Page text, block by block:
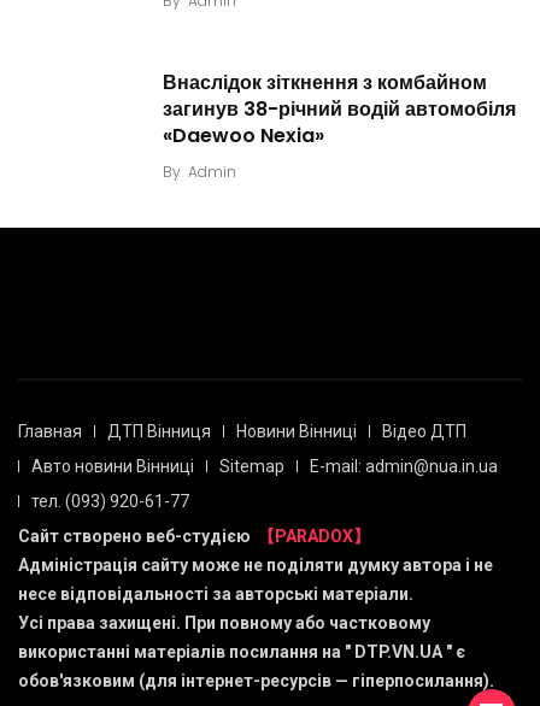
Внаслідок зіткнення з комбайном
загинув 38-річний водій автомобіля
«Daewoo Nexia»
By Admin
Главная ДТП Вінниця Новини Вінниці
Відео ДТП
Авто новини Вінниці
Sitemap
E-mail: admin@nua.in.ua
тел. (093) 920-61-77
Сайт створено веб-студією
【PARADOX】
Адміністрація сайту може не поділяти думку автора і не
несе відповідальності за авторські матеріали.
Усі права захищені. При повному або частковому
використанні матеріалів посилання на " DTP.VN.UA " є
обов'язковим (для інтернет-ресурсів — гіперпосилання).